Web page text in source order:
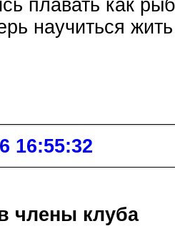
плавать как
научиться
16:55:32
члены клуба